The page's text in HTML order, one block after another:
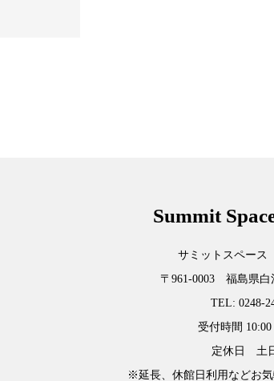
Summit
サミットスペー
〒961-0003 福島県白
TEL: 0248-
受付時間 10:00
定休日 土
※延長、休館日利用などお気